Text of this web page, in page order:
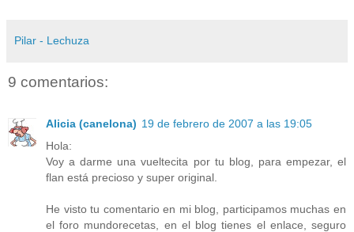
Pilar - Lechuza
9 comentarios:
Alicia (canelona) 19 de febrero de 2007 a las 19:05
Hola:
Voy a darme una vueltecita por tu blog, para empezar, el
flan está precioso y super original.
He visto tu comentario en mi blog, participamos muchas en
el foro mundorecetas, en el blog tienes el enlace, seguro